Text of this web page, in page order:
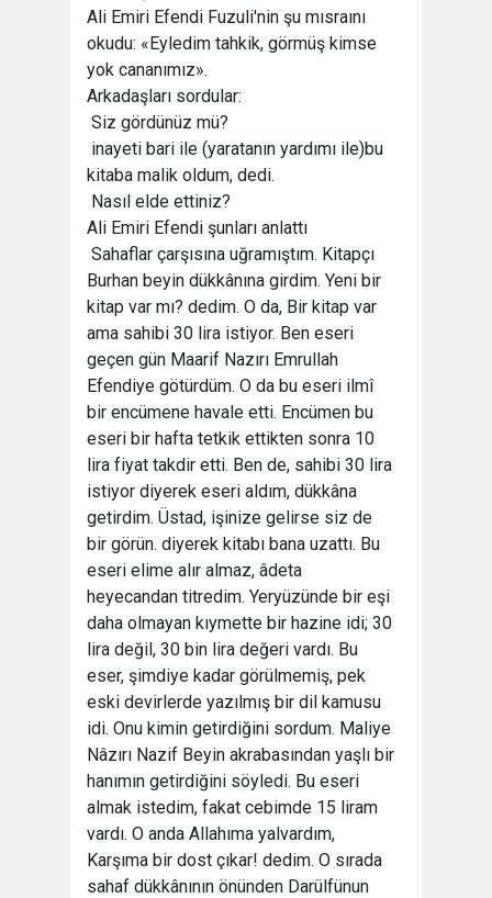
Ali Emiri Efendi Fuzuli'nin şu mısraını
okudu: «Eyledim tahkik, görmüş kimse
yok cananımız».
Arkadaşları sordular:
 Siz gördünüz mü?
 inayeti bari ile (yaratanın yardımı ile)bu
kitaba malik oldum, dedi.
 Nasıl elde ettiniz?
Ali Emiri Efendi şunları anlattı
 Sahaflar çarşısına uğramıştım. Kitapçı
Burhan beyin dükkânına girdim. Yeni bir
kitap var mı? dedim. O da, Bir kitap var
ama sahibi 30 lira istiyor. Ben eseri
geçen gün Maarif Nazırı Emrullah
Efendiye götürdüm. O da bu eseri ilmî
bir encümene havale etti. Encümen bu
eseri bir hafta tetkik ettikten sonra 10
lira fiyat takdir etti. Ben de, sahibi 30 lira
istiyor diyerek eseri aldım, dükkâna
getirdim. Üstad, işinize gelirse siz de
bir görün. diyerek kitabı bana uzattı. Bu
eseri elime alır almaz, âdeta
heyecandan titredim. Yeryüzünde bir eşi
daha olmayan kıymette bir hazine idi; 30
lira değil, 30 bin lira değeri vardı. Bu
eser, şimdiye kadar görülmemiş, pek
eski devirlerde yazılmış bir dil kamusu
idi. Onu kimin getirdiğini sordum. Maliye
Nâzırı Nazif Beyin akrabasından yaşlı bir
hanımın getirdiğini söyledi. Bu eseri
almak istedim, fakat cebimde 15 liram
vardı. O anda Allahıma yalvardım,
Karşıma bir dost çıkar! dedim. O sırada
sahaf dükkânının önünden Darülfünun